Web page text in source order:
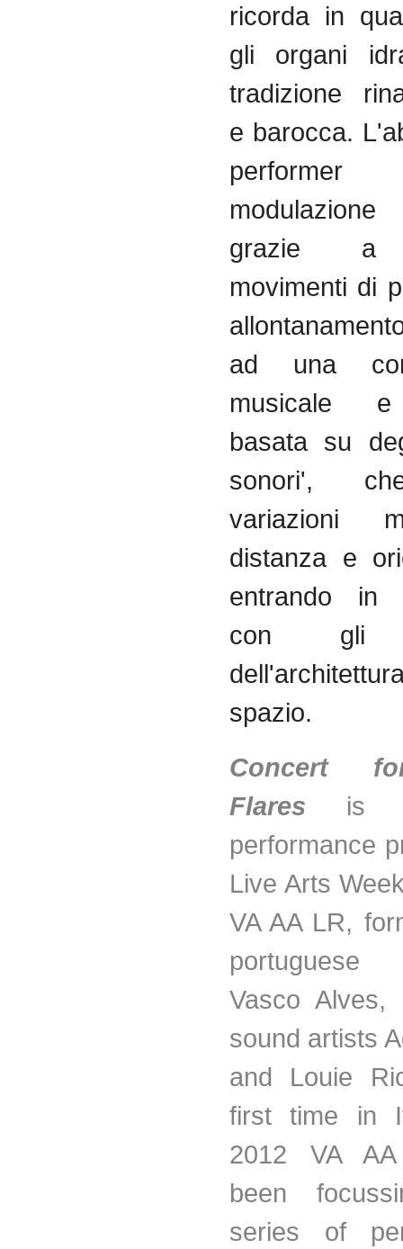
ricorda in
gli
organi
tradizione
e barocca.
modulazione
grazie
movimenti di
ad una
basata su
sonori',
variazioni
distanza e
entrando in
con gli
spazio.
Concert
Flares is a
performance
Live Arts
VA AA LR,
portuguese
Vasco Alves,
sound artists
and Louie
first time in
2012 VA
been
series of